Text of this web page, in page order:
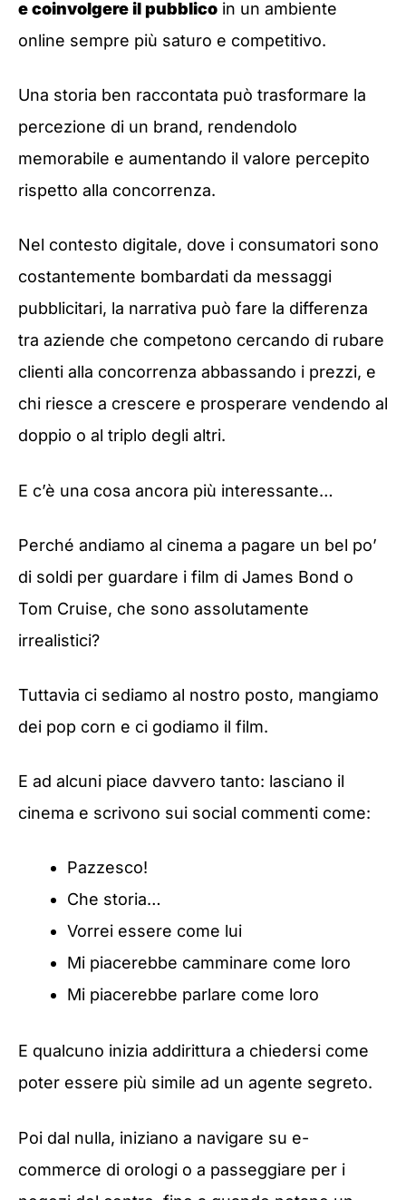
e coinvolgere il pubblico in un ambiente
online sempre più saturo e competitivo.
Una storia ben raccontata può trasformare la
percezione di un brand, rendendolo
memorabile e aumentando il valore percepito
rispetto alla concorrenza.
Nel contesto digitale, dove i consumatori sono
costantemente bombardati da messaggi
pubblicitari, la narrativa può fare la differenza
tra aziende che competono cercando di rubare
clienti alla concorrenza abbassando i prezzi, e
chi riesce a crescere e prosperare vendendo al
doppio o al triplo degli altri.
E c’è una cosa ancora più interessante…
Perché andiamo al cinema a pagare un bel po’
di soldi per guardare i film di James Bond o
Tom Cruise, che sono assolutamente
irrealistici?
Tuttavia ci sediamo al nostro posto, mangiamo
dei pop corn e ci godiamo il film.
E ad alcuni piace davvero tanto: lasciano il
cinema e scrivono sui social commenti come:
Pazzesco!
Che storia…
Vorrei essere come lui
Mi piacerebbe camminare come loro
Mi piacerebbe parlare come loro
E qualcuno inizia addirittura a chiedersi come
poter essere più simile ad un agente segreto.
Poi dal nulla, iniziano a navigare su e-
commerce di orologi o a passeggiare per i